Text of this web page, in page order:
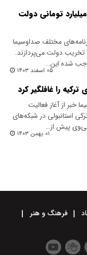
هزینه روزانه ۹۵ میلیارد تومانی دولت
مختلف صداوسیما
دولت می‌پردازند.
شده‌ این…
۰۵ اسفند ۱۴۰۳
را غافلگیر کرد
خبر از آغاز فعالیت
استانبولی در شبکه‌های
پیش از…
۰۱ بهمن ۱۴۰۳
فرهنگ و هنر